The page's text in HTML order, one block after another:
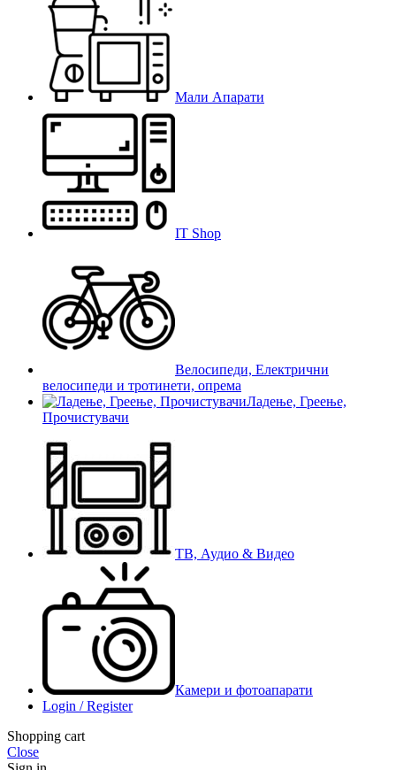
Мали Апарати
IT Shop
Велосипеди, Електрични
велосипеди и тротинети, опрема
Ладење, Греење,
Прочистувачи
ТВ, Аудио & Видео
Камери и фотоапарати
Login / Register
Shopping cart
Close